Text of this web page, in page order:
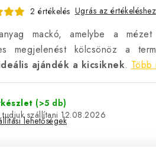
2 értékelés Ugrás az értékeléshez
mackó, amelybe a mézet
megjelenést kölcsönöz a
ajándék a kicsiknek. Több
(>5 db)
12.08.2026
lehetőségek